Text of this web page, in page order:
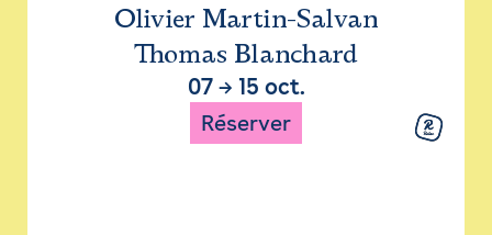
Olivier Martin-Salvan
Thomas Blanchard
07→ 15 oct.
Réserver